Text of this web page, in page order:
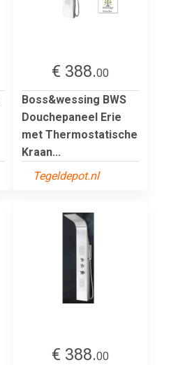
€ 388.00
Boss&wessing BWS
Douchepaneel Erie
met Thermostatische
Kraan...
Tegeldepot.nl
€ 388.00